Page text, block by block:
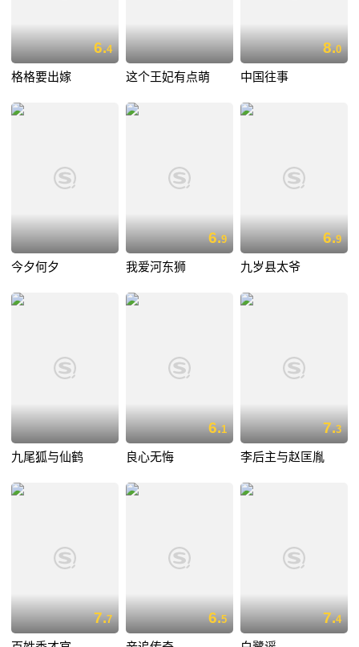
6.4
格格要出嫁 这个王妃有点萌
8.0
中国往事
今夕何夕
6.9
我爱河东狮
6.9
九岁县太爷
九尾狐与仙鹤
6.1
良心无悔
7.3
李后主与赵匡胤
7.7 6.5 7.4